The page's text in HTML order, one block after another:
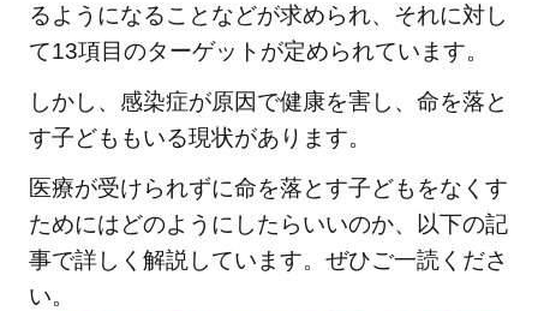
で目標
を達成
しよ
う」の
関連記
事
3
SDGs
のバ
るようになることなどが求められ、それに対し
て13項目のターゲットが定められています。
しかし、感染症が原因で健康を害し、命を落と
す子どももいる現状があります。
医療が受けられずに命を落とす子どもをなくす
ためにはどのようにしたらいいのか、以下の記
事で詳しく解説しています。ぜひご一読くださ
い。